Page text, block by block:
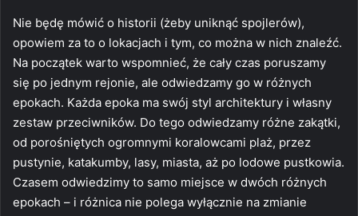
Nie będę mówić o historii (żeby uniknąć spojlerów),
opowiem za to o lokacjach i tym, co można w nich znaleźć.
Na początek warto wspomnieć, że cały czas poruszamy
się po jednym rejonie, ale odwiedzamy go w różnych
epokach. Każda epoka ma swój styl architektury i własny
zestaw przeciwników. Do tego odwiedzamy różne zakątki,
od porośniętych ogromnymi koralowcami plaż, przez
pustynie, katakumby, lasy, miasta, aż po lodowe pustkowia.
Czasem odwiedzimy to samo miejsce w dwóch różnych
epokach – i różnica nie polega wyłącznie na zmianie